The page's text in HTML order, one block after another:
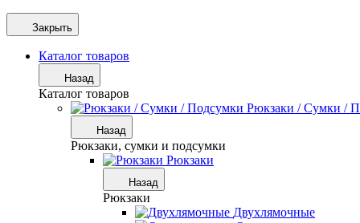
Закрыть
Каталог товаров
Назад
Каталог товаров
Рюкзаки / Сумки /
Назад
Рюкзаки, сумки и подсумки
Рюкзаки
Назад
Рюкзаки
Двухлямочные